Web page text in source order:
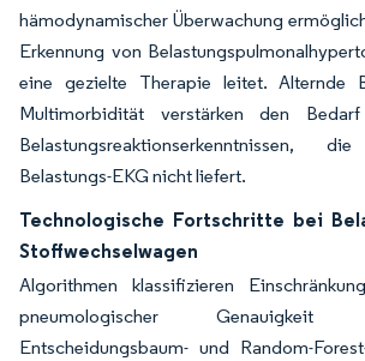
hämodynamischer Überwachung
Erkennung von
eine gezielte Therapie leitet. Alternde
Multimorbidität verstärken den
Belastungsreaktionserkenntnissen,
Belastungs-EKG nicht liefert.
Technologische Fortschritte bei
Stoffwechselwagen
Algorithmen klassifizieren
pneumologischer
Entscheidungsbaum- und Random-